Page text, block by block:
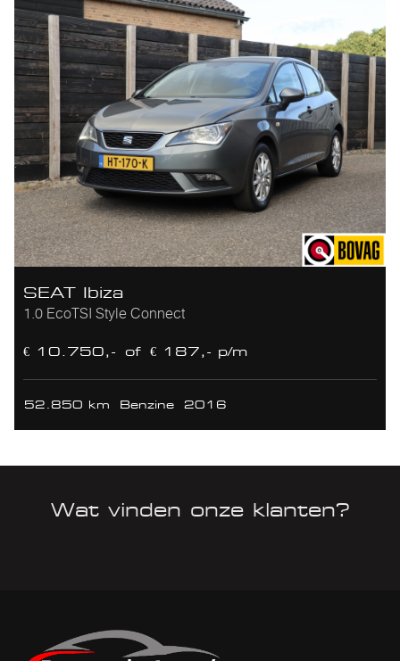
SEAT Ibiza
1.0 EcoTSI Style Connect
€ 10.750,- of € 187,- p/m
52.850 km Benzine 2016
Wat vinden onze klanten?